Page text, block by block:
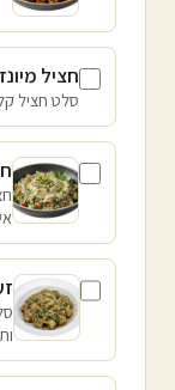
חציל מיונז
סלט חציל